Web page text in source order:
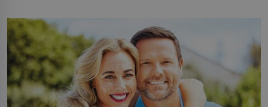
můžete obohatit své rituály a přinést do svého života
větší harmonii a klid. Je důležité